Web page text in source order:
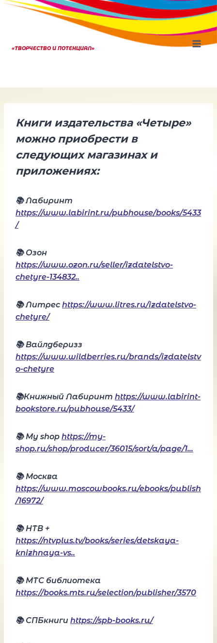
Перейти
«ТВОРЧЕСТВО И ПОТЕНЦИАЛ»
Книги издательства «Четыре»
можно приобрести в
следующих магазинах и
приложениях:
📚 Лабиринт
https://www.labirint.ru/pubhouse/books/5433
/
📚 Озон
https://www.ozon.ru/seller/izdatelstvo-
chetyre-134832..
📚 Литрес https://www.litres.ru/izdatelstvo-
chetyre/
📚 Вайлдберизз
https://www.wildberries.ru/brands/izdatelstv
o-chetyre
📚Книжный Лабиринт https://www.labirint-
bookstore.ru/pubhouse/5433/
📚 Мy shop https://my-
shop.ru/shop/producer/36015/sort/a/page/1…
📚 Москва
https://www.moscowbooks.ru/ebooks/publish
/16972/
📚 НТВ +
https://ntvplus.tv/books/series/detskaya-
knizhnaya-vs..
📚 МТС библиотека
https://books.mts.ru/selection/publisher/3570
📚 СПБкниги https://spb-books.ru/